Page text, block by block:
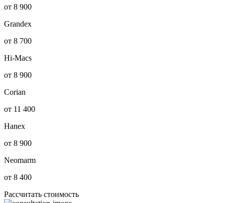
от 8 900
Grandex
от 8 700
Hi-Macs
от 8 900
Corian
от 11 400
Hanex
от 8 900
Neomarm
от 8 400
Рассчитать стоимость